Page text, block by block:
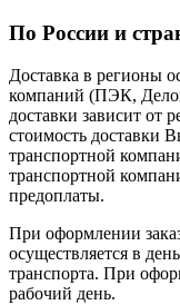
По России и
Доставка в регионы
компаний (ПЭК,
доставки зависит от
стоимость доставки
транспортной
транспортной
предоплаты.
При оформлении
осуществляется в
транспорта. При
рабочий день.